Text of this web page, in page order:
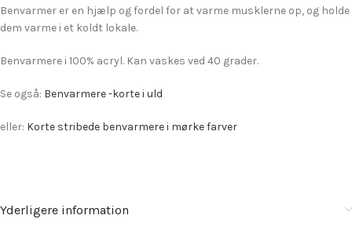
Benvarmer er en hjælp og fordel for at varme musklerne op, og holde
dem varme i et koldt lokale.
Benvarmere i 100% acryl. Kan vaskes ved 40 grader.
Se også: Benvarmere -korte i uld
eller: Korte stribede benvarmere i mørke farver
Yderligere information